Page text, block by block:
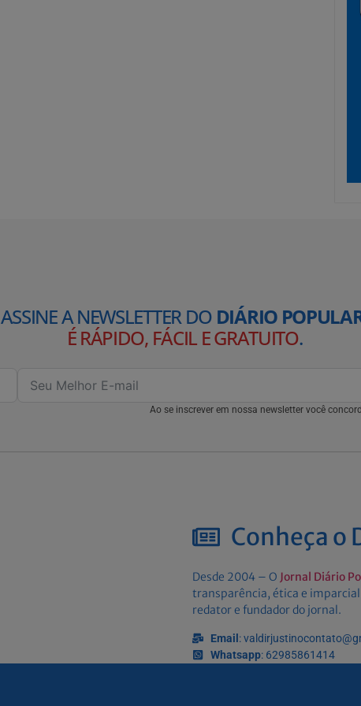
ASSINE A NEWSLETTER DO DIÁRIO
É RÁPIDO, FÁCIL E GRATUITO.
Ao se inscrever em nossa newsletter você
Conheça o
Desde 2004 – O Jornal Diário
transparência, ética e
redator e fundador do jornal.
Email:
Whatsapp: 62985861414